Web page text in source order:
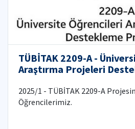
TÜBİTAK 2209-A -
Araştırma Projeleri
Projelerimiz (2026)
2025/1 - TÜBİTAK 2209-A
Öğrencilerimiz.